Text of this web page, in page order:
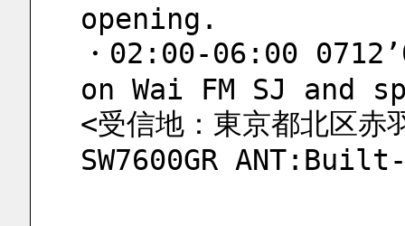
opening.
・02:00-06:00
on Wai FM SJ and
<受信地：東京都北区
SW7600GR